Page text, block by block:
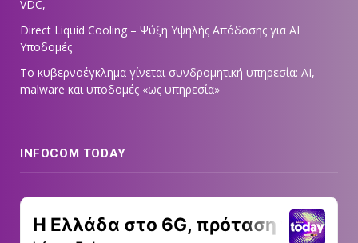
VDC,
Direct Liquid Cooling – Ψύξη Υψηλής Απόδοσης για AI
Υποδομές
Το κυβερνοέγκλημα γίνεται συνδρομητική υπηρεσία: AI,
malware και υποδομές «ως υπηρεσία»
INFOCOM TODAY